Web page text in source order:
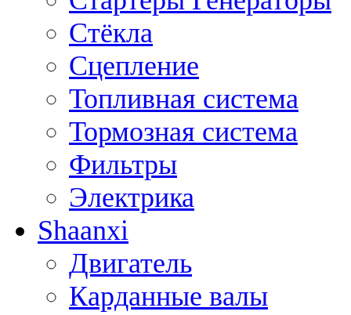
Стёкла
Сцепление
Топливная система
Тормозная система
Фильтры
Электрика
Shaanxi
Двигатель
Карданные валы